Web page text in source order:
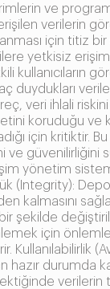
ve
verilerin
için titiz bir
yetkisiz
kullanıcıların
duydukları
veri ihlali
koruduğu ve
için kritiktir.
ve güvenilirliğini
yönetim
(Integrity):
kalmasını
şekilde
için
Kullanılabilirlik
hazır durumda
verilerin